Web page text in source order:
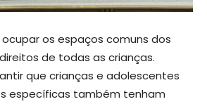
ocupar os espaços comuns dos
de todas as crianças.
que crianças e adolescentes
específicas também tenham